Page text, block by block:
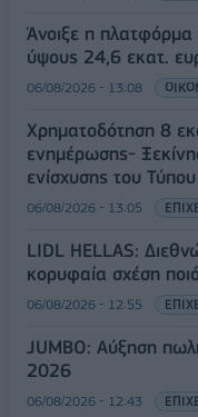
Άνοιξε η πλατφόρμα
ύψους 24,6 εκατ.
06/08/2026 - 13:08
Χρηματοδότηση 8
ενημέρωσης-
ενίσχυσης του Τύπου
06/08/2026 - 13:05
LIDL HELLAS:
κορυφαία σχέση
06/08/2026 - 12:55
JUMBO: Αύξηση
2026
06/08/2026 - 12:43